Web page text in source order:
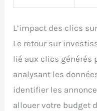
L’impact des clics
Le retour sur
lié aux clics générés
analysant les
identifier les
allouer votre budget